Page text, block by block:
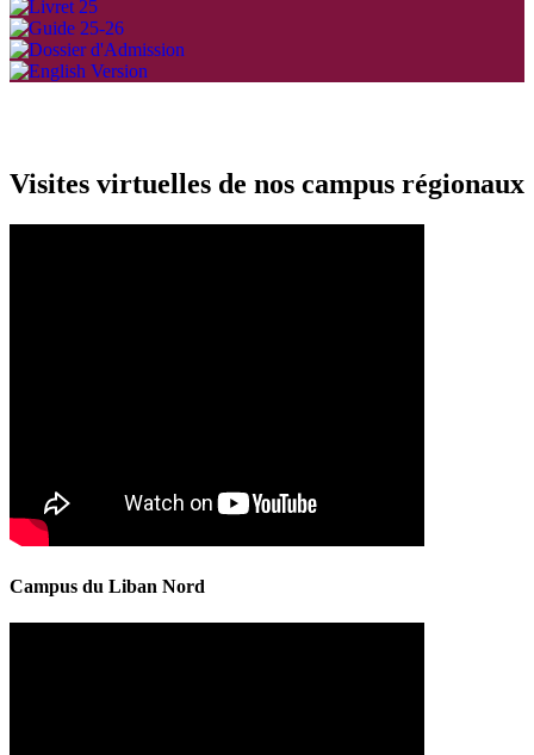
Visites virtuelles de nos campus régionaux
Campus du Liban Nord